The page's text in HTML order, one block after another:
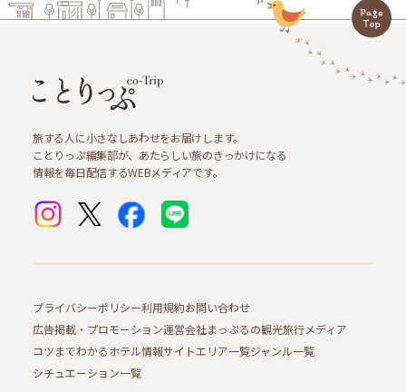
旅する人に小さなしあわせをお届けします。
ことりっぷ編集部が、あたらしい旅のきっかけになる
情報を毎日配信するWEBメディアです。
プライバシーポリシー利用規約お問い合わせ
広告掲載・プロモーション運営会社まっぷるの観光旅行メディア
コツまでわかるホテル情報サイトエリア一覧ジャンル一覧
シチュエーション一覧